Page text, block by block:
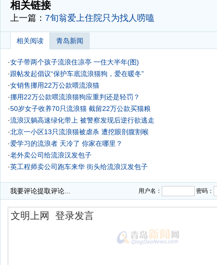
相关链接
上一篇： 7旬翁爱上住院只为找人唠嗑
相关阅读 青岛新闻
·女子带两个孩子流浪住凉亭 一住大半年(图)
·跟帖发起倡议“保护车底流浪猫狗，爱在暖冬”
·女销售挪用22万公款喂流浪猫
·挪用22万公款喂流浪猫狗应重判还是轻罚？
·50岁女子收养70只流浪猫 截留22万公款买猫粮
·流浪汉躺高速绿化带上 被警察发现后逆行欲逃走
·北京一小区13只流浪猫被虐杀 遭挖眼剖腹割喉
·爱学习的流浪者 天冷了 你家在哪里？
·老外卖公司给流浪汉发包子
·英工程师卖公司跑车来华 街头给流浪汉发包子
我要评论提取评论... 用户名： 密码：